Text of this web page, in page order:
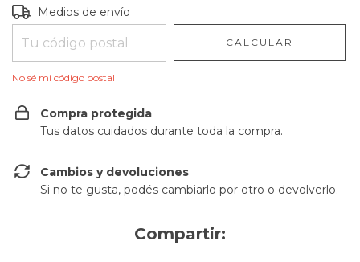
Entregas para el CP:
Medios de envío
CALCULAR
No sé mi código postal
Compra protegida
Tus datos cuidados durante toda la compra.
Cambios y devoluciones
Si no te gusta, podés cambiarlo por otro o devolverlo.
Compartir: